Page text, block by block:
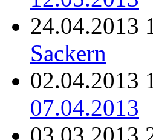
24.04.2013
Sackern
02.04.2013
07.04.2013
03.03.2013